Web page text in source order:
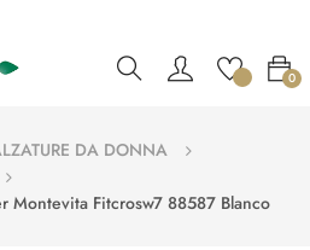
0
DA DONNA
Montevita Fitcrosw7 88587 Blanco